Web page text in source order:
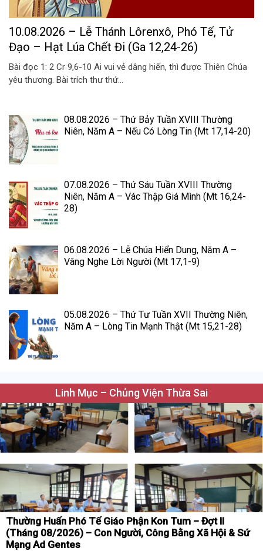
10.08.2026 – Lễ Thánh Lôrenxô, Phó Tế, Tử
Đạo – Hạt Lúa Chết Đi (Ga 12,24-26)
Bài đọc 1: 2 Cr 9,6-10 Ai vui vẻ dâng hiến, thì được Thiên Chúa
yêu thương. Bài trích thư thứ...
08.08.2026 – Thứ Bảy Tuần XVIII Thường
Niên, Năm A – Nếu Có Lòng Tin (Mt 17,14-20)
07.08.2026 – Thứ Sáu Tuần XVIII Thường
Niên, Năm A – Vác Thập Giá Mình (Mt 16,24-
28)
06.08.2026 – Lễ Chúa Hiển Dung, Năm A –
Vâng Nghe Lời Người (Mt 17,1-9)
05.08.2026 – Thứ Tư Tuần XVII Thường Niên,
Năm A – Lòng Tin Mạnh Thật (Mt 15,21-28)
Linh Mục – Chủng Viện Thừa Sai
Thường Huấn Phó Tế Giáo Phận Kon Tum – Đợt II
(Tháng 08/2026) – Con Người, Công Bằng Xã Hội & Sứ
Mạng Ad Gentes